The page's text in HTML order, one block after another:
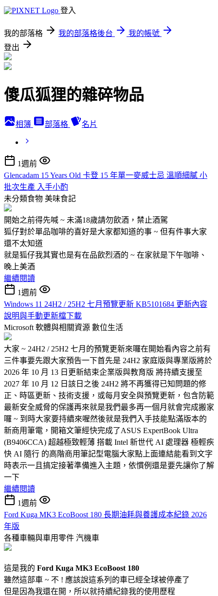
登入
我的部落格 我的部落格後台
我的帳號
登出
傻瓜狐狸的雜碎物品
相簿 部落格 名片
1週前
Glencadam 15 Years Old 卡登 15 年單一麥威士忌 溫順細膩 小
批次生產 入手小酌
未分類食物 美味食記
開始之前得先喊 ~ 未滿18歲請勿飲酒，禁止酒駕
狐仔對於單品咖啡的喜好是大家都知道的事 ~ 但有件事大家
還不太知道
就是狐仔我其實也是有在品飲烈酒的 ~ 在家就是下午咖啡、
晚上美酒
繼續閱讀
1週前
Windows 11 24H2 / 25H2 七月預覽更新 KB5101684 更新內容
說明與手動更新檔下載
Microsoft 軟體與相關資源 數位生活
大家 ~ 24H2 / 25H2 七月的預覽更新來囉在開始看內容之前有
三件事要先跟大家預告一下首先是 24H2 家庭版與專業版將於
2026 年 10 月 13 日更新結束企業版與教育版 將持續支援至
2027 年 10 月 12 日該日之後 24H2 將不再獲得已知問題的修
正、時區更新、技術支援，或每月安全與預覽更新，包含防範
最新安全威脅的保護再來就是我們最多再一個月就會完成搬家
囉 ~ 到時大家要持續來喔然後就是我們入手技能點滿版本的
新商用筆電，開箱文筆經快完成了ASUS ExpertBook Ultra
(B9406CCA) 超越極致輕薄 搭載 Intel 新世代 AI 處理器 極輕疾
快 AI 隨行 的高階商用筆記型電腦大家點上面連結能看到文字
時表示一且搞定接著準備進入主題，依慣例還是要先讓你了解
一下
繼續閱讀
1週前
Ford Kuga MK3 EcoBoost 180 長期油耗與養護成本紀錄 2026
年版
各種車輛與車用零件 汽機車
這是我的 Ford Kuga MK3 EcoBoost 180
雖然這部車 ~ 不 ! 應該說這系列的車已經全球被停產了
但是因為我還在開，所以就持續紀錄我的使用歷程